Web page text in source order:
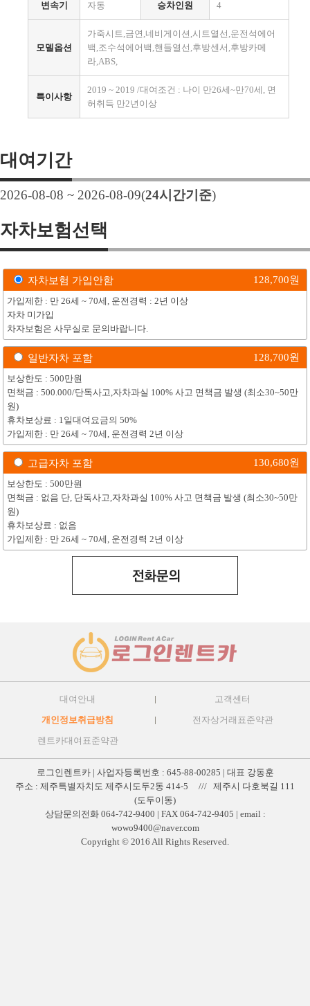
변속기 자동 승차인원 4
모델옵션
가죽시트,금연,네비게이션,시트열선,운전석에어
백,조수석에어백,핸들열선,후방센서,후방카메
라,ABS,
특이사항
2019 ~ 2019 /대여조건 : 나이 만26세~만70세, 면
허취득 만2년이상
대여기간
2026-08-08 ~ 2026-08-09(24시간기준)
자차보험선택
자차보험 가입안함 128,700원
가입제한 : 만 26세 ~ 70세, 운전경력 : 2년 이상
자차 미가입
차자보험은 사무실로 문의바랍니다.
일반자차 포함 128,700원
보상한도 : 500만원
면책금 : 500.000/단독사고,자차과실 100% 사고 면책금 발생 (최소30~50만
원)
휴차보상료 : 1일대여요금의 50%
가입제한 : 만 26세 ~ 70세, 운전경력 2년 이상
고급자차 포함 130,680원
보상한도 : 500만원
면책금 : 없음 단, 단독사고,자차과실 100% 사고 면책금 발생 (최소30~50만
원)
휴차보상료 : 없음
가입제한 : 만 26세 ~ 70세, 운전경력 2년 이상
대여안내 고객센터
개인정보취급방침 전자상거래표준약관
렌트카대여표준약관
로그인렌트카 | 사업자등록번호 : 645-88-00285 | 대표 강동훈
주소 : 제주특별자치도 제주시도두2동 414-5 /// 제주시 다호북길 111
(도두이동)
상담문의전화 064-742-9400 | FAX 064-742-9405 | email :
wowo9400@naver.com
Copyright © 2016 All Rights Reserved.